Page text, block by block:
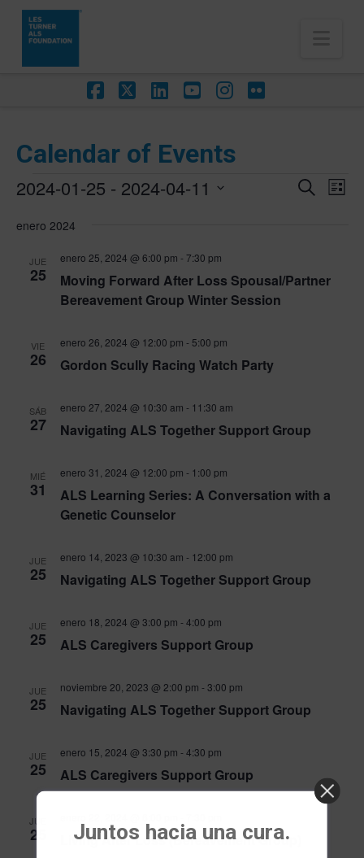
Calendar of Events
Eventos
y
Buscar
Lista
2024-01-25 - 2024-04-11
la
fecha.
enero 2024
JUE
25
Moving Forward After Loss Spousal/Partner
Bereavement Group Winter Session
enero 25, 2024 @ 6:00 pm - 7:30 pm
VIE
26 Gordon Scully Racing Watch Party
enero 26, 2024 @ 12:00 pm - 5:00 pm
SÁB
27 Navigating ALS Together Support Group
enero 27, 2024 @ 10:30 am - 11:30 am
MIÉ
31
ALS Learning Series: A Conversation with a
Genetic Counselor
enero 31, 2024 @ 12:00 pm - 1:00 pm
JUE
25 Navigating ALS Together Support Group
enero 14, 2023 @ 10:30 am - 12:00 pm
JUE
25 ALS Caregivers Support Group
enero 18, 2024 @ 3:00 pm - 4:00 pm
JUE
25 Navigating ALS Together Support Group
noviembre 20, 2023 @ 2:00 pm - 3:00 pm
JUE
25 ALS Caregivers Support Group
enero 15, 2024 @ 3:30 pm - 4:30 pm
JUE
25 Living After Loss (Bereavement Group)
Juntos hacia una cura.